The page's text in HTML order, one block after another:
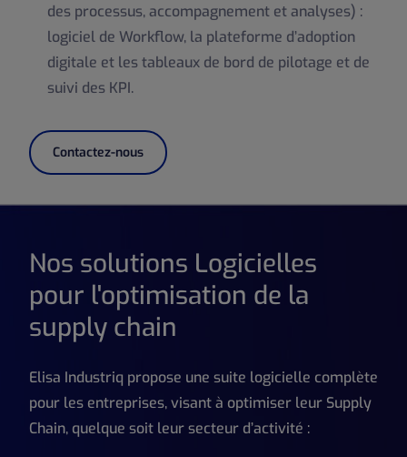
des processus, accompagnement et analyses) :
logiciel de Workflow, la plateforme d’adoption
digitale et les tableaux de bord de pilotage et de
suivi des KPI.
Contactez-nous
Nos solutions Logicielles
pour l'optimisation de la
supply chain
Elisa Industriq propose une suite logicielle complète
pour les entreprises, visant à optimiser leur Supply
Chain, quelque soit leur secteur d’activité :